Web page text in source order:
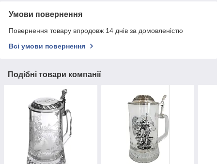
Умови повернення
Повернення товару впродовж 14 днів за домовленістю
Всі умови повернення
Подібні товари компанії